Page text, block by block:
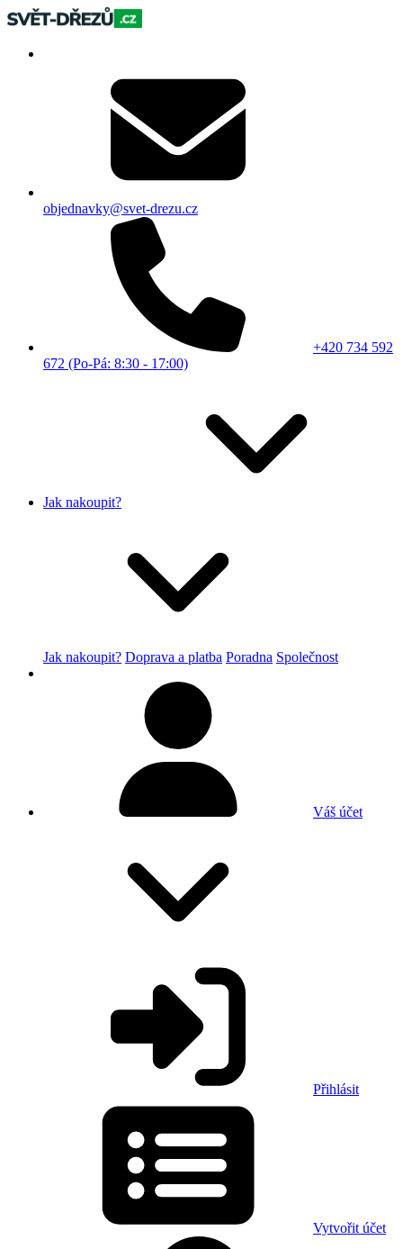
objednavky@svet-drezu.cz
+420 734 592
672 (Po-Pá: 8:30 - 17:00)
Jak nakoupit?
Jak nakoupit? Doprava a platba Poradna Společnost
Váš účet
Přihlásit
Vytvořit účet